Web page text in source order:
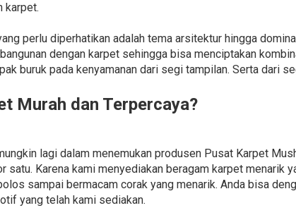
karpet.
perlu diperhatikan adalah tema arsitektur hingga
dengan karpet sehingga bisa menciptakan
buruk pada kenyamanan dari segi tampilan. Serta dari
Murah dan Terpercaya?
lagi dalam menemukan produsen Pusat Karpet
satu. Karena kami menyediakan beragam karpet menarik
sampai bermacam corak yang menarik. Anda bisa
yang telah kami sediakan.